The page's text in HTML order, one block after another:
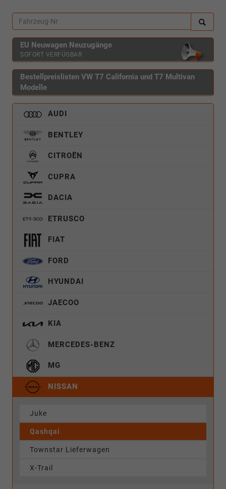
EU Neuwagen Neuzugänge
SOFORT VERFÜGBAR
Bestellpreislisten VW T7 California und T7 Multivan
Modelle
AUDI
BENTLEY
CITROËN
CUPRA
DACIA
ETRUSCO
FIAT
FORD
HYUNDAI
JAECOO
KIA
MERCEDES-BENZ
MG
NISSAN
Juke
Qashqai
Townstar Lieferwagen
X-Trail